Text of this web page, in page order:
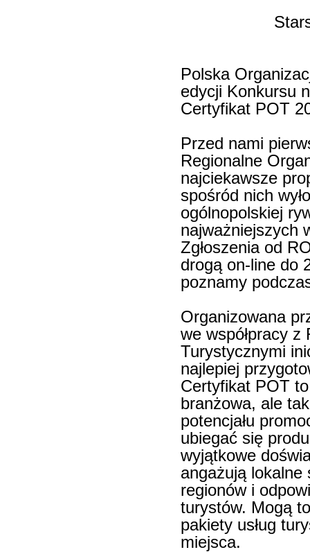
Polska
edycji Konkursu
Certyfikat POT
Przed nami
Regionalne
najciekawsze
spośród nich
ogólnopolskiej
najważniejszych
Zgłoszenia od
drogą on-line do
poznamy
Organizowana
we współpracy
Turystycznymi
najlepiej
Certyfikat POT
branżowa, ale
potencjału
ubiegać się
wyjątkowe
angażują lokalne
regionów i
turystów. Mogą
pakiety usług
miejsca.